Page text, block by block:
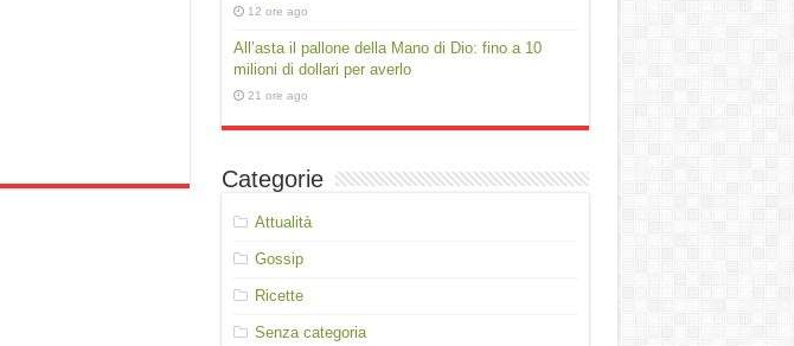
12 ore ago
All’asta il pallone della Mano di Dio: fino a 10
milioni di dollari per averlo
21 ore ago
Categorie
Attualità
Gossip
Ricette
Senza categoria